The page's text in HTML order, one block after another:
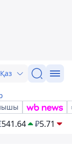
Қаз
541.64 ₽5.71